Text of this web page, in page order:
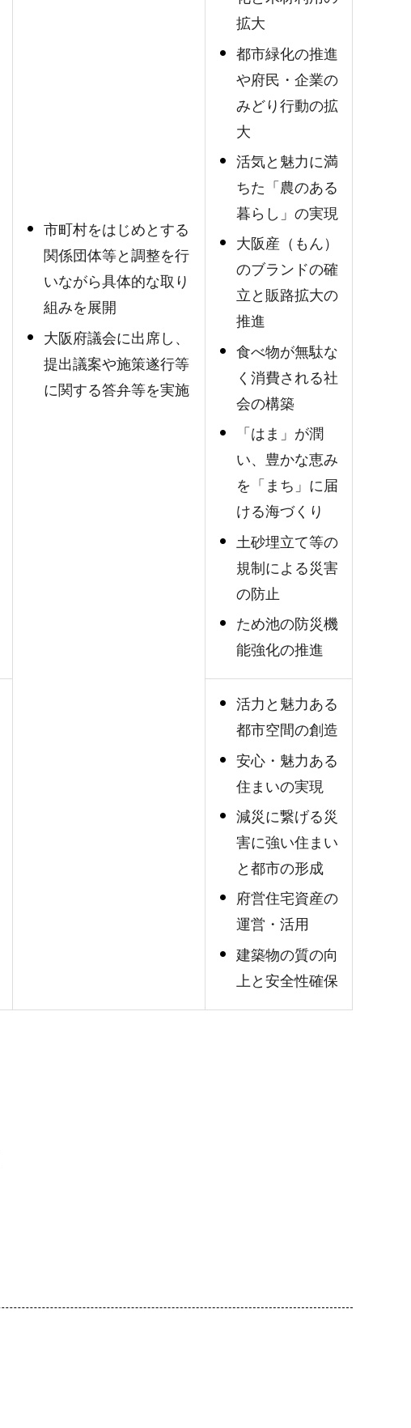
市町村をはじめとする
関係団体等と調整を行
いながら具体的な取り
組みを展開
大阪府議会に出席し、
提出議案や施策遂行等
に関する答弁等を実施
拡大
都市緑化の推進
や府民・企業の
みどり行動の拡
大
活気と魅力に満
ちた「農のある
暮らし」の実現
大阪産（もん）
のブランドの確
立と販路拡大の
推進
食べ物が無駄な
く消費される社
会の構築
「はま」が潤
い、豊かな恵み
を「まち」に届
ける海づくり
土砂埋立て等の
規制による災害
の防止
ため池の防災機
能強化の推進
活力と魅力ある
都市空間の創造
安心・魅力ある
住まいの実現
減災に繋げる災
害に強い住まい
と都市の形成
府営住宅資産の
運営・活用
建築物の質の向
上と安全性確保